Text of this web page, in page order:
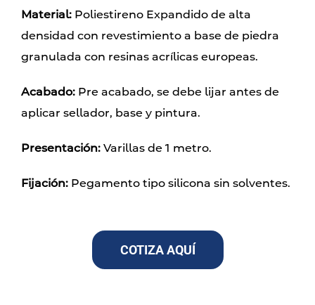
Material:Poliestireno Expandido de alta
densidad con revestimiento a base de piedra
granulada con resinas acrílicas europeas.
Acabado:Pre acabado, se debe lijar antes de
aplicar sellador, base y pintura.
Presentación:Varillas de 1 metro.
Fijación:Pegamento tipo silicona sin solventes.
COTIZA AQUÍ